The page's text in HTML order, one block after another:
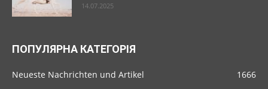
14.07.2025
ПОПУЛЯРНА КАТЕГОРІЯ
Neueste Nachrichten und Artikel 1666